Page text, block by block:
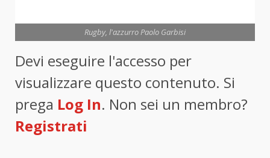
Rugby, l'azzurro Paolo Garbisi
Devi eseguire l'accesso per
visualizzare questo contenuto. Si
prega Log In. Non sei un membro?
Registrati